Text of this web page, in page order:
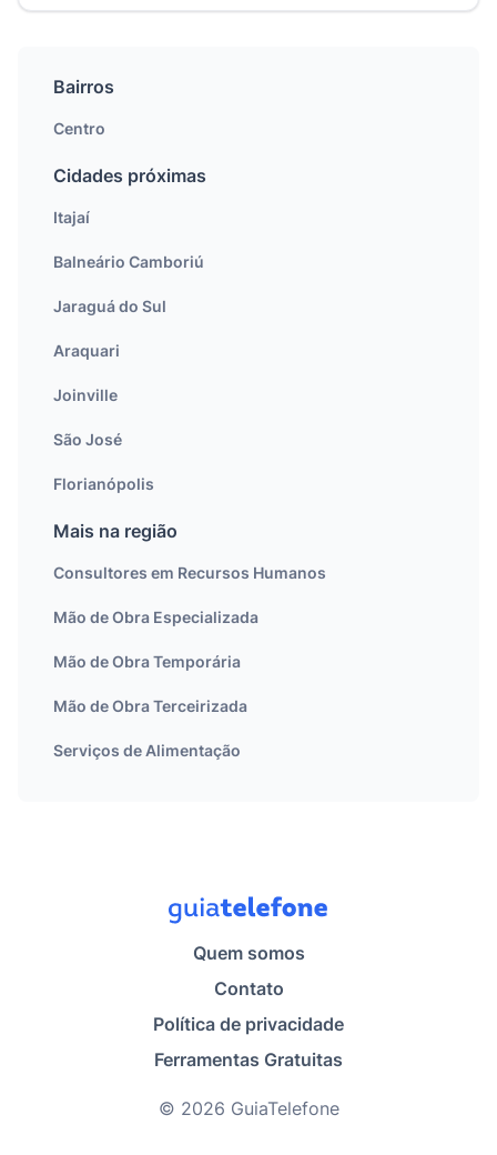
Bairros
Centro
Cidades próximas
Itajaí
Balneário Camboriú
Jaraguá do Sul
Araquari
Joinville
São José
Florianópolis
Mais na região
Consultores em Recursos Humanos
Mão de Obra Especializada
Mão de Obra Temporária
Mão de Obra Terceirizada
Serviços de Alimentação
Quem somos
Contato
Política de privacidade
Ferramentas Gratuitas
© 2026 GuiaTelefone